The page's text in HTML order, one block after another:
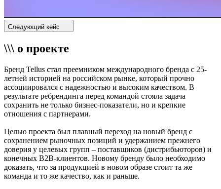
Следующий кейс
\\\ о проекте
Бренд Tellus стал преемником международного бренда с 25-
летней историей на российском рынке, который прочно
ассоциировался с надежностью и высоким качеством. В
результате ребрендинга перед командой стояла задача
сохранить не только бизнес-показатели, но и крепкие
отношения с партнерами.
Целью проекта был плавный переход на новый бренд с
сохранением рыночных позиций и удержанием прежнего
доверия у целевых групп – поставщиков (дистрибьюторов) и
конечных B2B-клиентов. Новому бренду было необходимо
доказать, что за продукцией в новом образе стоит та же
команда и то же качество, как и раньше.